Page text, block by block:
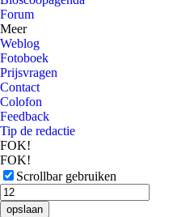
Forum
Meer
Weblog
Fotoboek
Prijsvragen
Contact
Colofon
Feedback
Tip de redactie
FOK!
FOK!
Scrollbar gebruiken
opslaan